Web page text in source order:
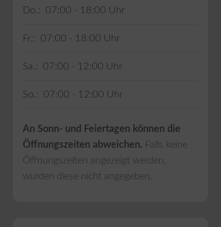
Do.: 07:00 - 18:00
Fr.: 07:00 - 18:00
Sa.: 07:00 - 12:00
So.: 07:00 - 12:00
An Sonn- und Feiertagen können die
Öffnungszeiten abweichen. Falls keine
Öffnungszeiten angezeigt werden,
wurden diese nicht angegeben.